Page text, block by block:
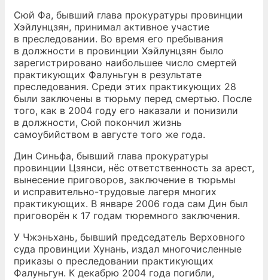
Сюй Фа, бывший глава прокуратуры провинции
Хэйлунцзян, принимал активное участие
в преследовании. Во время его пребывания
в должности в провинции Хэйлунцзян было
зарегистрировано наибольшее число смертей
практикующих Фалуньгун в результате
преследования. Среди этих практикующих 28
были заключены в тюрьму перед смертью. После
того, как в 2004 году его наказали и понизили
в должности, Сюй покончил жизнь
самоубийством в августе того же года.
Дин Синьфа, бывший глава прокуратуры
провинции Цзянси, нёс ответственность за арест,
вынесение приговоров, заключение в тюрьмы
и исправительно-трудовые лагеря многих
практикующих. В январе 2006 года сам Дин был
приговорён к 17 годам тюремного заключения.
У Чжэньхань, бывший председатель Верховного
суда провинции Хунань, издал многочисленные
приказы о преследовании практикующих
Фалуньгун. К декабрю 2004 года погибли,